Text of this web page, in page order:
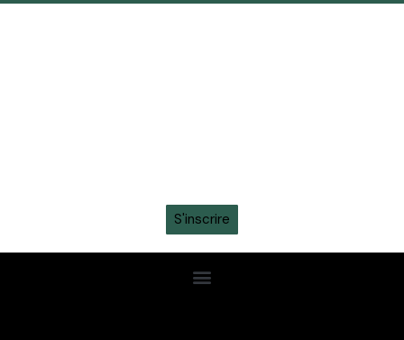
S'inscrire